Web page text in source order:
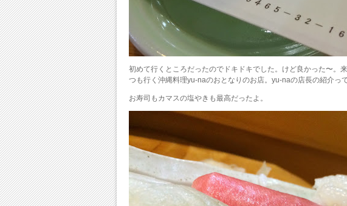
初めて行くところだったのでドキドキでした。けど良かった〜。
つも行く沖縄料理yu-naのおとなりのお店。yu-naの店長の紹介っ
お寿司もカマスの塩やきも最高だったよ。